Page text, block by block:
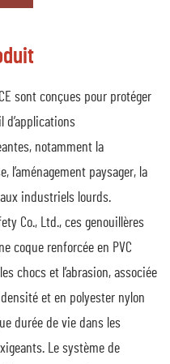
sont conçues pour protéger
d’applications
notamment la
l’aménagement paysager, la
industriels lourds.
Co., Ltd., ces genouillères
coque renforcée en PVC
chocs et l’abrasion, associée
et en polyester nylon
durée de vie dans les
Le système de